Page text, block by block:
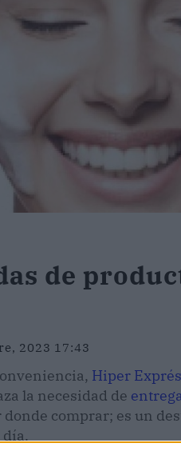
de
2023 17:43
Hiper Exprés
la necesidad de
comprar; es un